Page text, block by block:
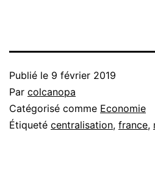
Publié le 9 février 2019
Par colcanopa
Catégorisé comme Economie
Étiqueté centralisation, france,